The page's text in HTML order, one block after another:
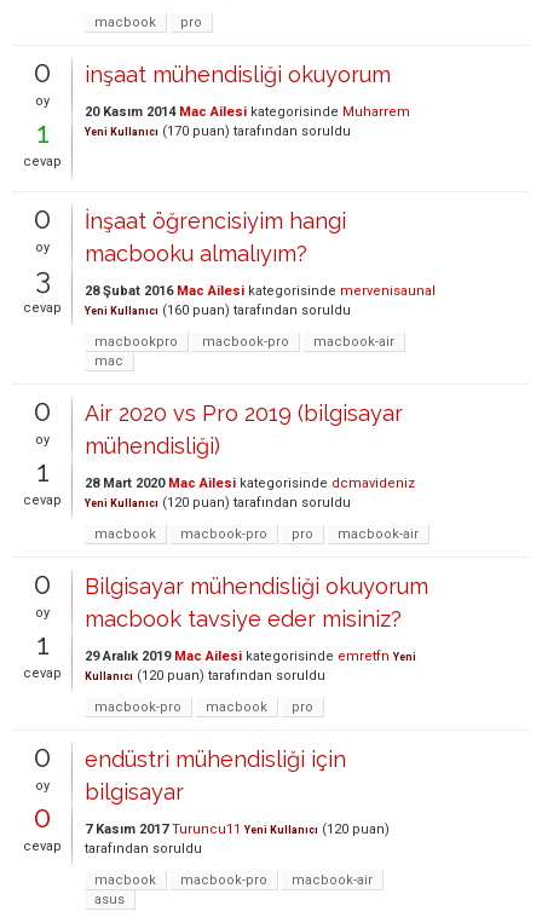
macbook
pro
0
oy
1
cevap
inşaat mühendisliği okuyorum
20 Kasım 2014 Mac Ailesi kategorisinde Muharrem
Yeni Kullanıcı (170 puan) tarafından soruldu
0
oy
3
cevap
İnşaat öğrencisiyim hangi
macbooku almalıyım?
28 Şubat 2016 Mac Ailesi kategorisinde mervenisaunal
Yeni Kullanıcı (160 puan) tarafından soruldu
macbookpro
macbook-pro
macbook-air
mac
0
oy
1
cevap
Air 2020 vs Pro 2019 (bilgisayar
mühendisliği)
28 Mart 2020 Mac Ailesi kategorisinde dcmavideniz
Yeni Kullanıcı (120 puan) tarafından soruldu
macbook
macbook-pro pro macbook-air
0
oy
1
cevap
Bilgisayar mühendisliği okuyorum
macbook tavsiye eder misiniz?
29 Aralık 2019 Mac Ailesi kategorisinde emretfn Yeni
Kullanıcı (120 puan) tarafından soruldu
macbook-pro
macbook pro
0
oy
0
cevap
endüstri mühendisliği için
bilgisayar
7 Kasım 2017 Turuncu11 Yeni Kullanıcı (120 puan)
tarafından soruldu
macbook
macbook-pro
macbook-air
asus